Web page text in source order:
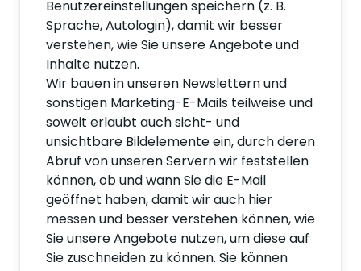
Benutzereinstellungen speichern (z. B.
Sprache, Autologin), damit wir besser
verstehen, wie Sie unsere Angebote und
Inhalte nutzen.
Wir bauen in unseren Newslettern und
sonstigen Marketing-E-Mails teilweise und
soweit erlaubt auch sicht- und
unsichtbare Bildelemente ein, durch deren
Abruf von unseren Servern wir feststellen
können, ob und wann Sie die E-Mail
geöffnet haben, damit wir auch hier
messen und besser verstehen können, wie
Sie unsere Angebote nutzen, um diese auf
Sie zuschneiden zu können. Sie können